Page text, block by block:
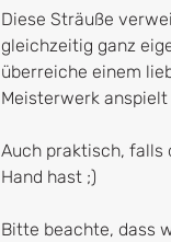
Diese Sträuße
gleichzeitig ganz
überreiche einem
Meisterwerk
Auch praktisch, falls
Hand hast ;)
Bitte beachte, dass